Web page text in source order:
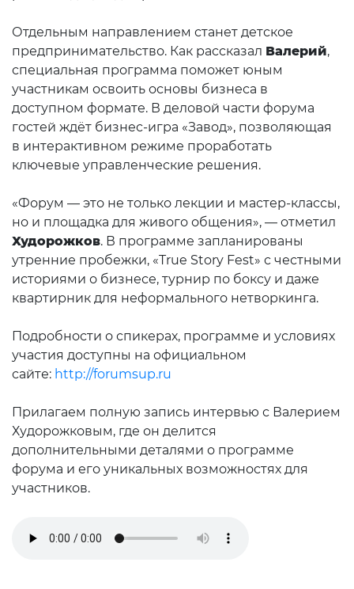
Отдельным направлением станет детское
предпринимательство. Как рассказал Валерий,
специальная программа поможет юным
участникам освоить основы бизнеса в
доступном формате. В деловой части форума
гостей ждёт бизнес-игра «Завод», позволяющая
в интерактивном режиме проработать
ключевые управленческие решения.
«Форум — это не только лекции и мастер-классы,
но и площадка для живого общения», — отметил
Худорожков. В программе запланированы
утренние пробежки, «True Story Fest» с честными
историями о бизнесе, турнир по боксу и даже
квартирник для неформального нетворкинга.
Подробности о спикерах, программе и условиях
участия доступны на официальном
сайте: http://forumsup.ru
Прилагаем полную запись интервью с Валерием
Худорожковым, где он делится
дополнительными деталями о программе
форума и его уникальных возможностях для
участников.